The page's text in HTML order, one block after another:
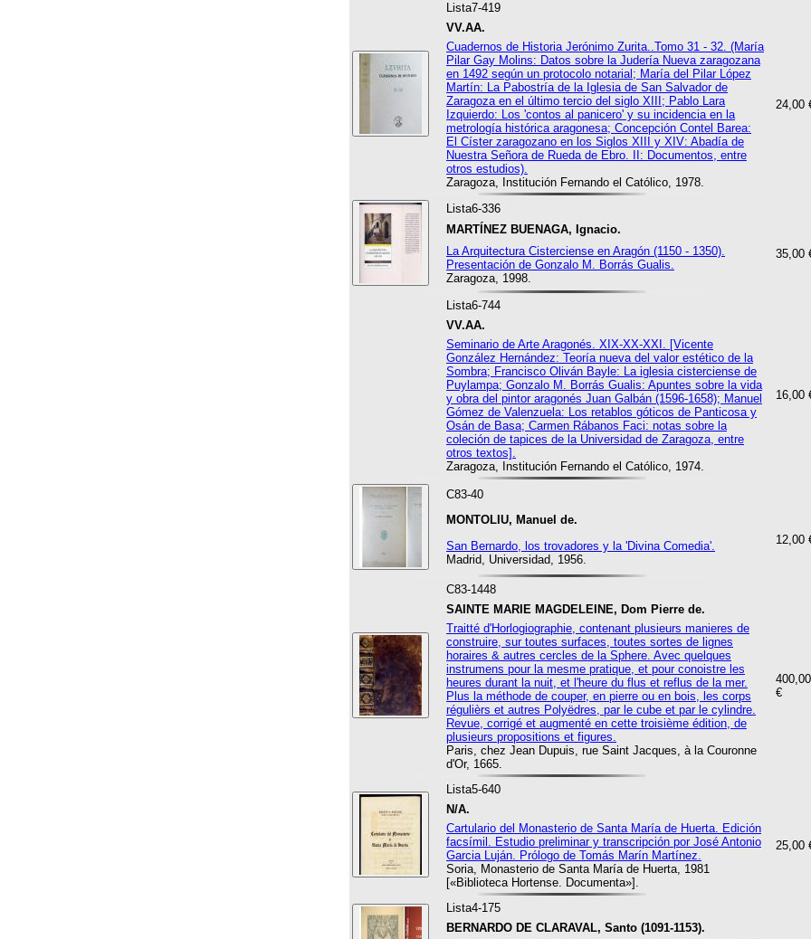
Lista7-419
VV.AA.
24,00
Cuadernos de Historia Jerónimo Zurita..Tomo 31 - 32. (María
Pilar Gay Molins: Datos sobre la Judería Nueva zaragozana
en 1492 según un protocolo notarial; María del Pilar López
Martín: La Pabostría de la Iglesia de San Salvador de
Zaragoza en el último tercio del siglo XIII; Pablo Lara
Izquierdo: Los 'contos al panicero' y su incidencia en la
metrología histórica aragonesa; Concepción Contel Barea:
El Císter zaragozano en los Siglos XIII y XIV: Abadía de
Nuestra Señora de Rueda de Ebro. II: Documentos, entre
otros estudios).
Zaragoza, Institución Fernando el Católico, 1978.
Lista6-336
MARTÍNEZ BUENAGA, Ignacio.
35,00
La Arquitectura Cisterciense en Aragón (1150 - 1350).
Presentación de Gonzalo M. Borrás Gualis.
Zaragoza, 1998.
Lista6-744
VV.AA.
16,00
Seminario de Arte Aragonés. XIX-XX-XXI. [Vicente
González Hernández: Teoría nueva del valor estético de la
Sombra; Francisco Oliván Bayle: La iglesia cisterciense de
Puylampa; Gonzalo M. Borrás Gualis: Apuntes sobre la vida
y obra del pintor aragonés Juan Galbán (1596-1658); Manuel
Gómez de Valenzuela: Los retablos góticos de Panticosa y
Osán de Basa; Carmen Rábanos Faci: notas sobre la
coleción de tapices de la Universidad de Zaragoza, entre
otros textos].
Zaragoza, Institución Fernando el Católico, 1974.
C83-40
MONTOLIU, Manuel de.
12,00
San Bernardo, los trovadores y la 'Divina Comedia'.
Madrid, Universidad, 1956.
C83-1448
SAINTE MARIE MAGDELEINE, Dom Pierre de.
400,00
€
Traitté d'Horlogiographie, contenant plusieurs manieres de
construire, sur toutes surfaces, toutes sortes de lignes
horaires & autres cercles de la Sphere. Avec quelques
instrumens pour la mesme pratique, et pour conoistre les
heures durant la nuit, et l'heure du flus et reflus de la mer.
Plus la méthode de couper, en pierre ou en bois, les corps
régulièrs et autres Polyëdres, par le cube et par le cylindre.
Revue, corrigé et augmenté en cette troisième édition, de
plusieurs propositions et figures.
Paris, chez Jean Dupuis, rue Saint Jacques, à la Couronne
d'Or, 1665.
Lista5-640
N/A.
25,00
Cartulario del Monasterio de Santa María de Huerta. Edición
facsímil. Estudio preliminar y transcripción por José Antonio
Garcia Luján. Prólogo de Tomás Marín Martínez.
Soria, Monasterio de Santa María de Huerta, 1981
[«Biblioteca Hortense. Documenta»].
Lista4-175
BERNARDO DE CLARAVAL, Santo (1091-1153).